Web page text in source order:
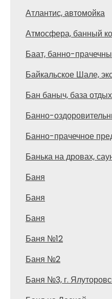
Атлантис, автомойка
Атмосфера, банный
Баат, банно-
Байкальское Шале,
Бан баныч, база
Банно-
Банно-прачечное
Банька на дровах,
Баня
Баня
Баня
Баня №12
Баня №2
Баня №3, г.